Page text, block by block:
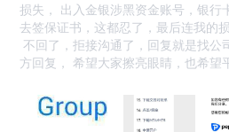
损失， 出入金银涉黑资金账号，银行
去签保证书，这都忍了，最后连我的
不回了，拒接沟通了，回复就是找公
方回复， 希望大家擦亮眼睛，也希